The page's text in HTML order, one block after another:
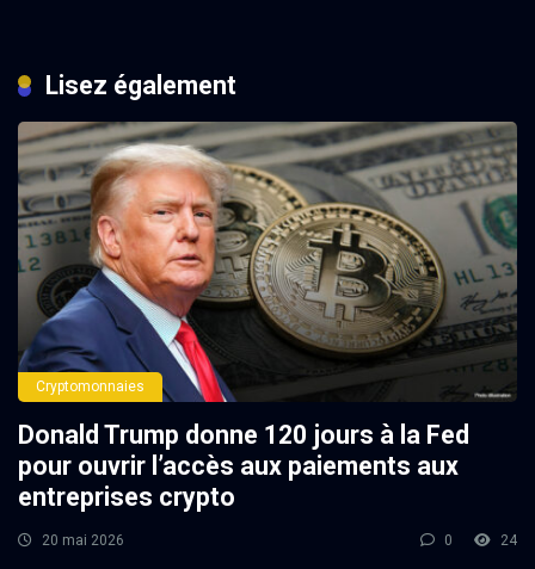
Lisez également
Cryptomonnaies
Donald Trump donne 120 jours à la Fed
pour ouvrir l’accès aux paiements aux
entreprises crypto
20 mai 2026 0 24